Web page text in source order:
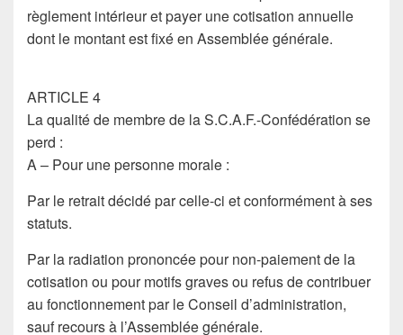
règlement intérieur et payer une cotisation annuelle
dont le montant est fixé en Assemblée générale.
ARTICLE 4
La qualité de membre de la S.C.A.F.-Confédération se
perd :
A – Pour une personne morale :
Par le retrait décidé par celle-ci et conformément à ses
statuts.
Par la radiation prononcée pour non-paiement de la
cotisation ou pour motifs graves ou refus de contribuer
au fonctionnement par le Conseil d’administration,
sauf recours à l’Assemblée générale.